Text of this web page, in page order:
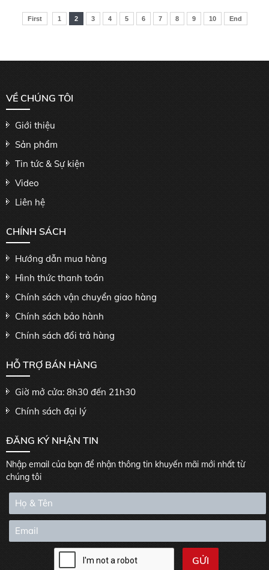
First 1 2 3 4 5 6 7 8 9 10 End
VỀ CHÚNG TÔI
Giới thiệu
Sản phẩm
Tin tức & Sự kiện
Video
Liên hệ
CHÍNH SÁCH
Hướng dẫn mua hàng
Hình thức thanh toán
Chính sách vận chuyển giao hàng
Chính sách bảo hành
Chính sách đổi trả hàng
HỖ TRỢ BÁN HÀNG
Giờ mở cửa: 8h30 đến 21h30
Chính sách đại lý
ĐĂNG KÝ NHẬN TIN
Nhập email của bạn để nhận thông tin khuyến mãi mới nhất từ
chúng tôi